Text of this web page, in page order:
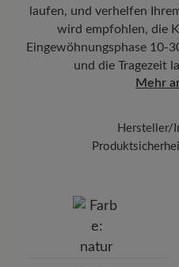
befindet.
laufen, und verhelfen
wird empfohlen, die
Eingewöhnungsphase 10-
und die Tragezeit
Mehr
Hersteller/
Pleidelsheimer Str. 15/1,
E-Mail: